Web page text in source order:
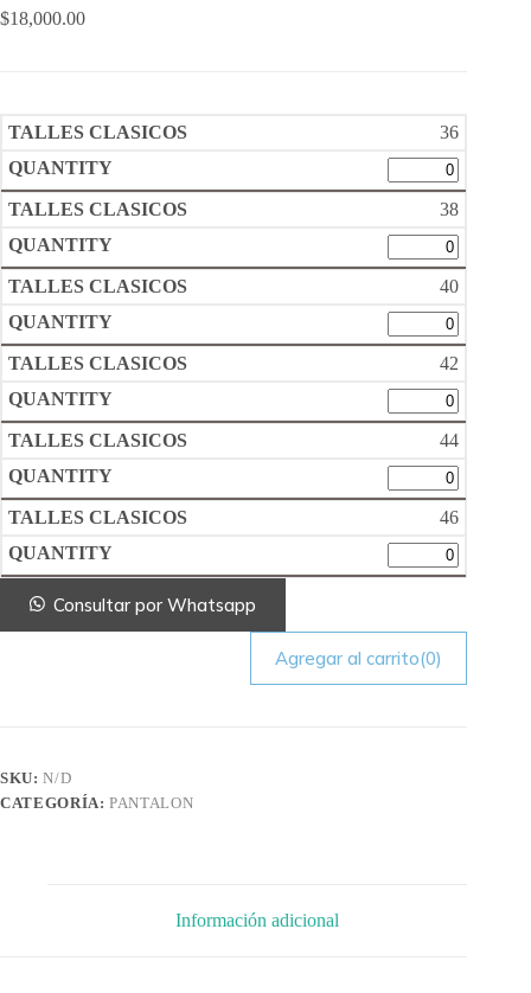
$18,000.00
36
38
40
42
44
46
Consultar por Whatsapp
Agregar al carrito(0)
SKU:N/D
CATEGORÍA:PANTALON
Información adicional